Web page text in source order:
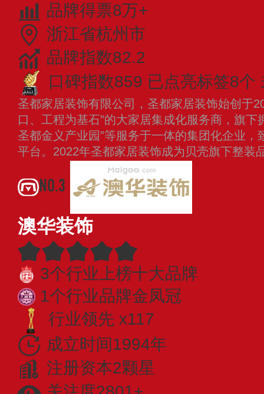
品牌得票8万+
浙江省杭州市
品牌指数82.2
口碑指数859 已点亮标签8个
圣都家居装饰有限公司，圣都家居装饰始创于
口、工程为基石”的大家居集成化服务商，旗下
圣都金义产业园”等服务于一体的集团化企业
平台。2022年圣都家居装饰成为贝壳旗下整装
NO.3
澳华装饰
3个行业上榜十大品牌
1个行业品牌金凤冠
行业领先 x117
成立时间1994年
注册资本2颗星